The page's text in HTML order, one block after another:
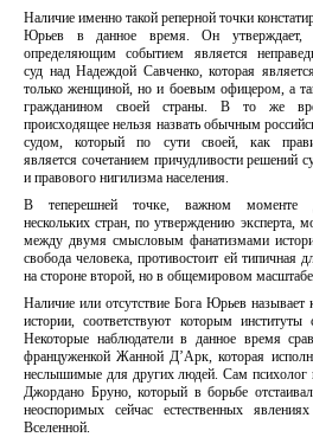
Наличие именно такой реперной точки
Юрьев в данное время. Он утверждает,
определяющим событием является
суд над Надеждой Савченко, которая
только женщиной, но и боевым офицером, а
гражданином своей страны. В то же
происходящее нельзя назвать обычным
судом, который по сути своей, как
является сочетанием причудливости решений
и правового нигилизма населения.
В теперешней точке, важном моменте
нескольких стран, по утверждению эксперта,
между двумя смысловым фанатизмами
свобода человека, противостоит ей типичная
на стороне второй, но в общемировом
Наличие или отсутствие Бога Юрьев
истории, соответствуют которым институты
Некоторые наблюдатели в данное время
француженкой Жанной Д’Арк, которая
неслышимые для других людей. Сам психолог
Джордано Бруно, который в борьбе
неоспоримых сейчас естественных
Вселенной.